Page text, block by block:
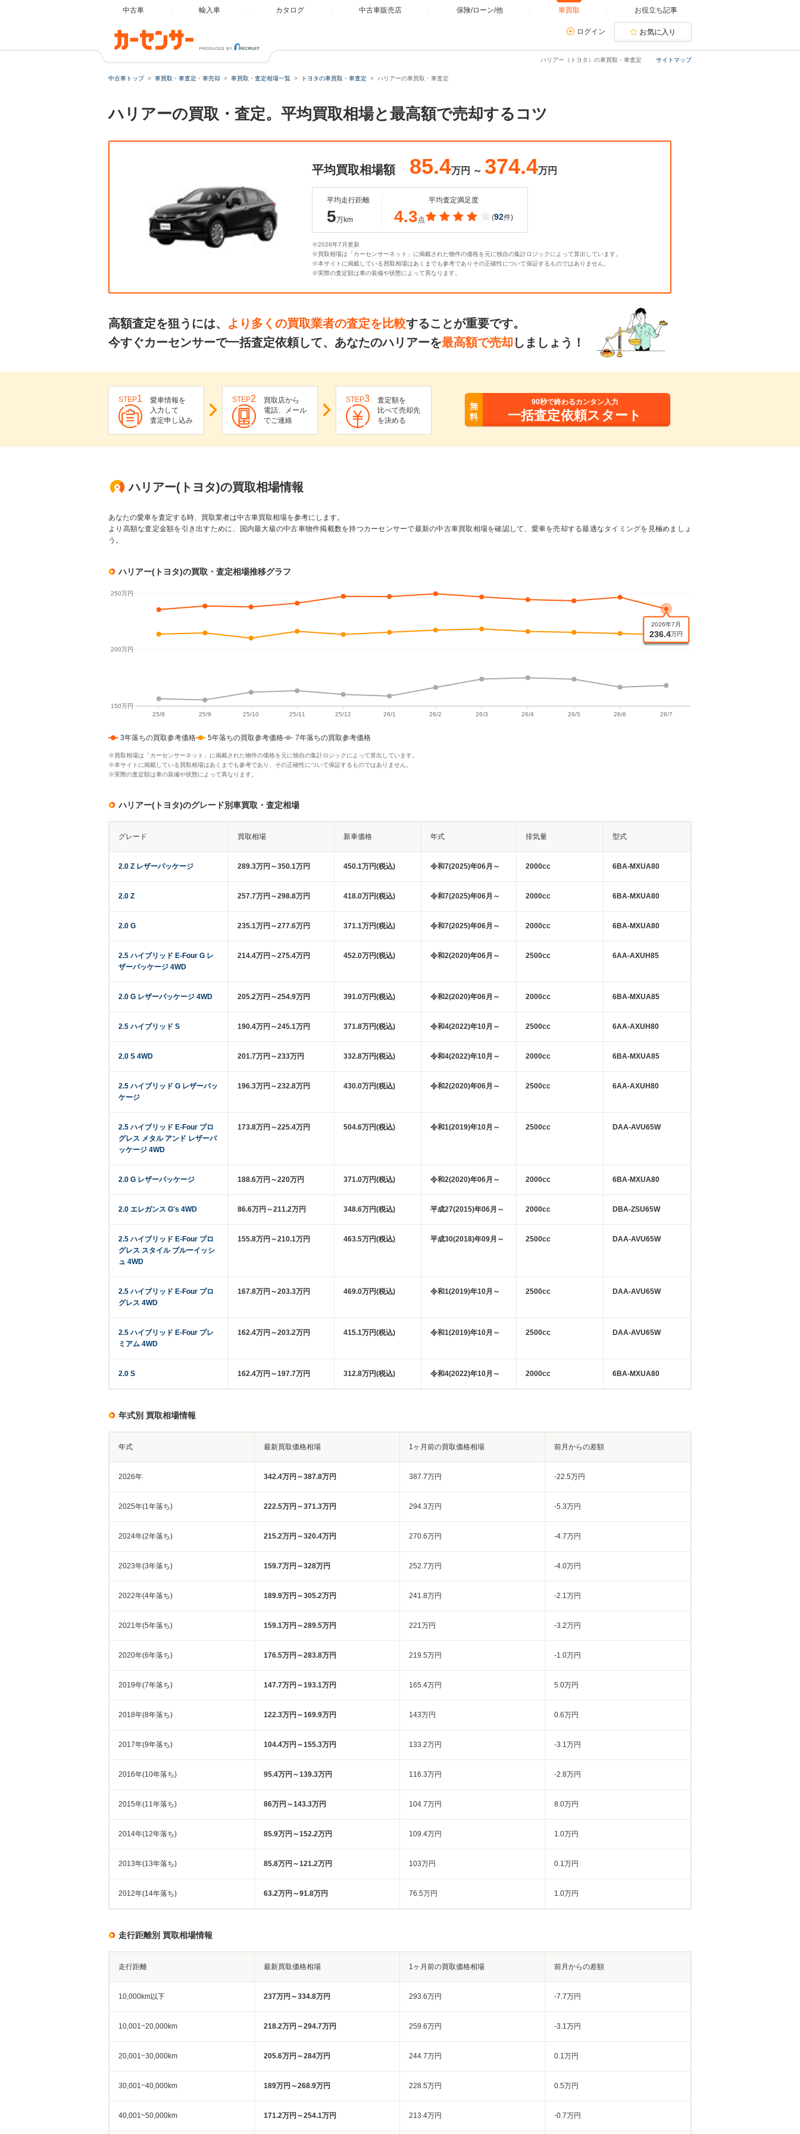
中古車 輸入車 カタログ 中古車販売店 保険/ローン/他 車買取 お役立ち記事
ログイン お気に入り
サイトマップ
ハリアー（トヨタ）の車買取・車査定
中古車トップ 車買取・車査定・車売却 車買取・査定相場一覧 トヨタの車買取・車査定 ハリアーの車買取・車査定
ハリアーの買取・査定。平均買取相場と最高額で売却するコツ
平均買取相場額 85.4万円 ～ 374.4万円
平均走行距離
5万km
平均査定満足度
4.3点 (92件)
※2026年7月更新
※買取相場は「カーセンサーネット」に掲載された物件の価格を元に独自の集計ロジックによって算出しています。
※本サイトに掲載している買取相場はあくまでも参考でありその正確性について保証するものではありません。
※実際の査定額は車の装備や状態によって異なります。
高額査定を狙うには、 より多くの買取業者の査定を比較することが重要です。
今すぐカーセンサーで一括査定依頼して、あなたのハリアーを最高額で売却 しましょう！
STEP1
愛車情報を
入力して
査定申し込み
STEP2
買取店から
電話、メール
でご連絡
STEP3
査定額を
比べて売却先
を決める
無
料
90秒で終わるカンタン入力
一括査定依頼スタート
ハリアー(トヨタ)の買取相場情報
あなたの愛車を査定する時、買取業者は中古車買取相場を参考にします。
より高額な査定金額を引き出すために、国内最大級の中古車物件掲載数を持つカーセンサーで最新の中古車買取相場を確認して、愛車を売却する最適なタイミングを見極めましょ
う。
ハリアー(トヨタ)の買取・査定相場推移グラフ
3年落ちの買取参考価格 5年落ちの買取参考価格 7年落ちの買取参考価格
※買取相場は「カーセンサーネット」に掲載された物件の価格を元に独自の集計ロジックによって算出しています。
※本サイトに掲載している買取相場はあくまでも参考であり、その正確性について保証するものではありません。
※実際の査定額は車の装備や状態によって異なります。
ハリアー(トヨタ)のグレード別車買取・査定相場
グレード 買取相場 新車価格 年式 排気量 型式
2.0 Z レザーパッケージ 289.3万円～350.1万円 450.1万円(税込) 令和7(2025)年06月～ 2000cc 6BA-MXUA80
2.0 Z 257.7万円～298.8万円 418.0万円(税込) 令和7(2025)年06月～ 2000cc 6BA-MXUA80
2.0 G 235.1万円～277.6万円 371.1万円(税込) 令和7(2025)年06月～ 2000cc 6BA-MXUA80
2.5 ハイブリッド E-Four G レ
ザーパッケージ 4WD
214.4万円～275.4万円 452.0万円(税込) 令和2(2020)年06月～ 2500cc 6AA-AXUH85
2.0 G レザーパッケージ 4WD 205.2万円～254.9万円 391.0万円(税込) 令和2(2020)年06月～ 2000cc 6BA-MXUA85
2.5 ハイブリッド S 190.4万円～245.1万円 371.8万円(税込) 令和4(2022)年10月～ 2500cc 6AA-AXUH80
2.0 S 4WD 201.7万円～233万円 332.8万円(税込) 令和4(2022)年10月～ 2000cc 6BA-MXUA85
2.5 ハイブリッド G レザーパッ
ケージ
196.3万円～232.8万円 430.0万円(税込) 令和2(2020)年06月～ 2500cc 6AA-AXUH80
2.5 ハイブリッド E-Four プロ
グレス メタル アンド レザーパ
ッケージ 4WD
173.8万円～225.4万円 504.6万円(税込) 令和1(2019)年10月～ 2500cc DAA-AVU65W
2.0 G レザーパッケージ 188.6万円～220万円 371.0万円(税込) 令和2(2020)年06月～ 2000cc 6BA-MXUA80
2.0 エレガンス G's 4WD 86.6万円～211.2万円 348.6万円(税込) 平成27(2015)年06月～ 2000cc DBA-ZSU65W
2.5 ハイブリッド E-Four プロ
グレス スタイル ブルーイッシ
ュ 4WD
155.8万円～210.1万円 463.5万円(税込) 平成30(2018)年09月～ 2500cc DAA-AVU65W
2.5 ハイブリッド E-Four プロ
グレス 4WD
167.8万円～203.3万円 469.0万円(税込) 令和1(2019)年10月～ 2500cc DAA-AVU65W
2.5 ハイブリッド E-Four プレ
ミアム 4WD
162.4万円～203.2万円 415.1万円(税込) 令和1(2019)年10月～ 2500cc DAA-AVU65W
2.0 S 162.4万円～197.7万円 312.8万円(税込) 令和4(2022)年10月～ 2000cc 6BA-MXUA80
年式別 買取相場情報
年式 最新買取価格相場 1ヶ月前の買取価格相場 前月からの差額
2026年 342.4万円～387.8万円 387.7万円 -22.5万円
2025年(1年落ち) 222.5万円～371.3万円 294.3万円 -5.3万円
2024年(2年落ち) 215.2万円～320.4万円 270.6万円 -4.7万円
2023年(3年落ち) 159.7万円～328万円 252.7万円 -4.0万円
2022年(4年落ち) 189.9万円～305.2万円 241.8万円 -2.1万円
2021年(5年落ち) 159.1万円～289.5万円 221万円 -3.2万円
2020年(6年落ち) 176.5万円～283.8万円 219.5万円 -1.0万円
2019年(7年落ち) 147.7万円～193.1万円 165.4万円 5.0万円
2018年(8年落ち) 122.3万円～169.9万円 143万円 0.6万円
2017年(9年落ち) 104.4万円～155.3万円 133.2万円 -3.1万円
2016年(10年落ち) 95.4万円～139.3万円 116.3万円 -2.8万円
2015年(11年落ち) 86万円～143.3万円 104.7万円 8.0万円
2014年(12年落ち) 85.9万円～152.2万円 109.4万円 1.0万円
2013年(13年落ち) 85.8万円～121.2万円 103万円 0.1万円
2012年(14年落ち) 63.2万円～91.8万円 76.5万円 1.0万円
走行距離別 買取相場情報
走行距離 最新買取価格相場 1ヶ月前の買取価格相場 前月からの差額
10,000km以下 237万円～334.8万円 293.6万円 -7.7万円
10,001~20,000km 218.2万円～294.7万円 259.6万円 -3.1万円
20,001~30,000km 205.6万円～284万円 244.7万円 0.1万円
30,001~40,000km 189万円～268.9万円 228.5万円 0.5万円
40,001~50,000km 171.2万円～254.1万円 213.4万円 -0.7万円